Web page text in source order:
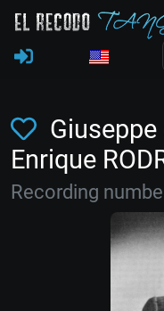
Enrique
Recording